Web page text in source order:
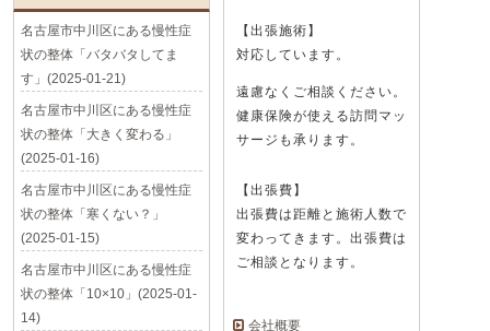
【出張施術】
対応しています。
遠慮なくご相談ください。
健康保険が使える訪問マッ
サージも承ります。
【出張費】
出張費は距離と施術人数で
変わってきます。出張費は
ご相談となります。
会社概要
名古屋市中川区にある慢性症
状の整体「バタバタしてま
す」(2025-01-21)
名古屋市中川区にある慢性症
状の整体「大きく変わる」
(2025-01-16)
名古屋市中川区にある慢性症
状の整体「寒くない？」
(2025-01-15)
名古屋市中川区にある慢性症
状の整体「10×10」(2025-01-
14)